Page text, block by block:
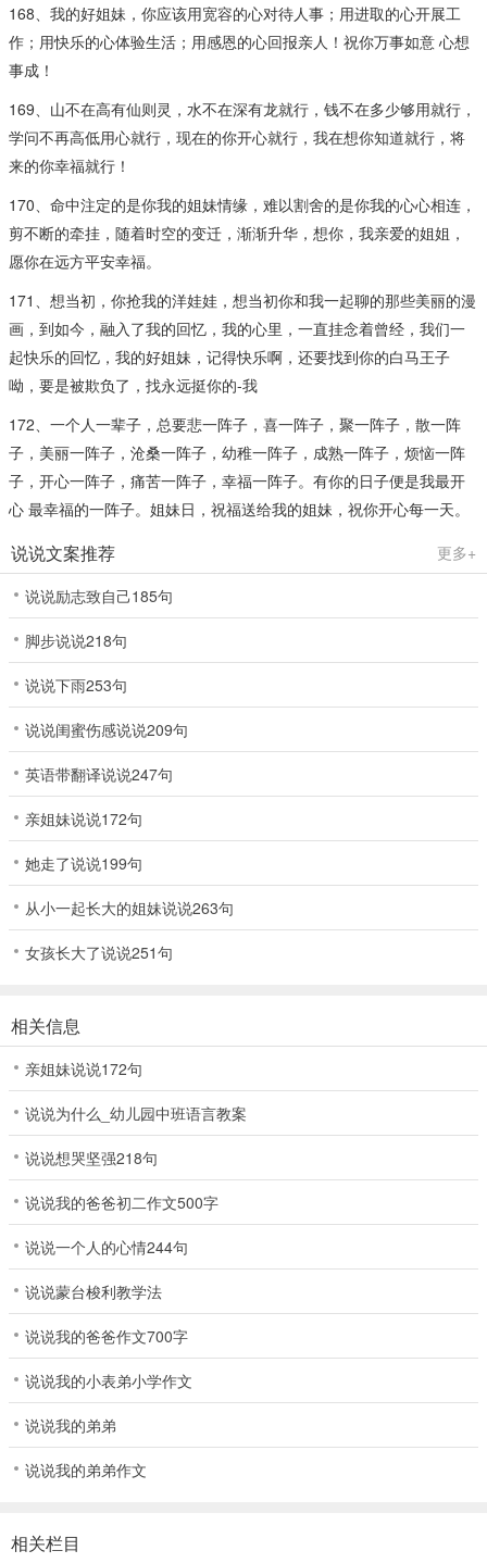
168、我的好姐妹，你应该用宽容的心对待人事；用进取的心开展工
作；用快乐的心体验生活；用感恩的心回报亲人！祝你万事如意 心想
事成！
169、山不在高有仙则灵，水不在深有龙就行，钱不在多少够用就行，
学问不再高低用心就行，现在的你开心就行，我在想你知道就行，将
来的你幸福就行！
170、命中注定的是你我的姐妹情缘，难以割舍的是你我的心心相连，
剪不断的牵挂，随着时空的变迁，渐渐升华，想你，我亲爱的姐姐，
愿你在远方平安幸福。
171、想当初，你抢我的洋娃娃，想当初你和我一起聊的那些美丽的漫
画，到如今，融入了我的回忆，我的心里，一直挂念着曾经，我们一
起快乐的回忆，我的好姐妹，记得快乐啊，还要找到你的白马王子
呦，要是被欺负了，找永远挺你的-我
172、一个人一辈子，总要悲一阵子，喜一阵子，聚一阵子，散一阵
子，美丽一阵子，沧桑一阵子，幼稚一阵子，成熟一阵子，烦恼一阵
子，开心一阵子，痛苦一阵子，幸福一阵子。有你的日子便是我最开
心 最幸福的一阵子。姐妹日，祝福送给我的姐妹，祝你开心每一天。
说说文案推荐
更多+
说说励志致自己185句
脚步说说218句
说说下雨253句
说说闺蜜伤感说说209句
英语带翻译说说247句
亲姐妹说说172句
她走了说说199句
从小一起长大的姐妹说说263句
女孩长大了说说251句
相关信息
亲姐妹说说172句
说说为什么_幼儿园中班语言教案
说说想哭坚强218句
说说我的爸爸初二作文500字
说说一个人的心情244句
说说蒙台梭利教学法
说说我的爸爸作文700字
说说我的小表弟小学作文
说说我的弟弟
说说我的弟弟作文
相关栏目